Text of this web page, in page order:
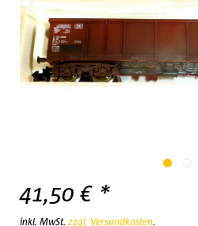
41,50 € *
inkl. MwSt. zzgl. Versandkosten.